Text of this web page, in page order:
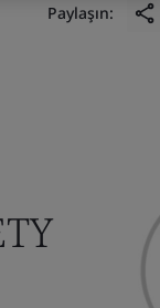
Paylaşın: